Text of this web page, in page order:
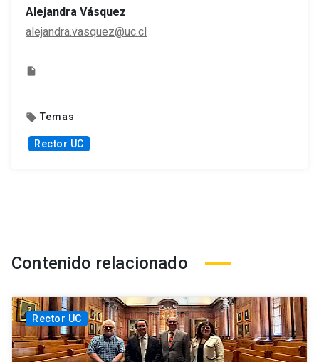
Alejandra Vásquez
alejandra.vasquez@uc.cl
insert_drive_file
local_offer Temas
Rector UC
Contenido relacionado
Rector UC